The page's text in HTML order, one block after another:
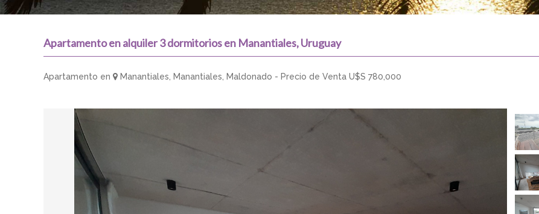
Apartamento en alquiler 3 dormitorios en Manantiales, Uruguay
Apartamento en Manantiales, Manantiales, Maldonado - Precio de Venta U$S 780,000